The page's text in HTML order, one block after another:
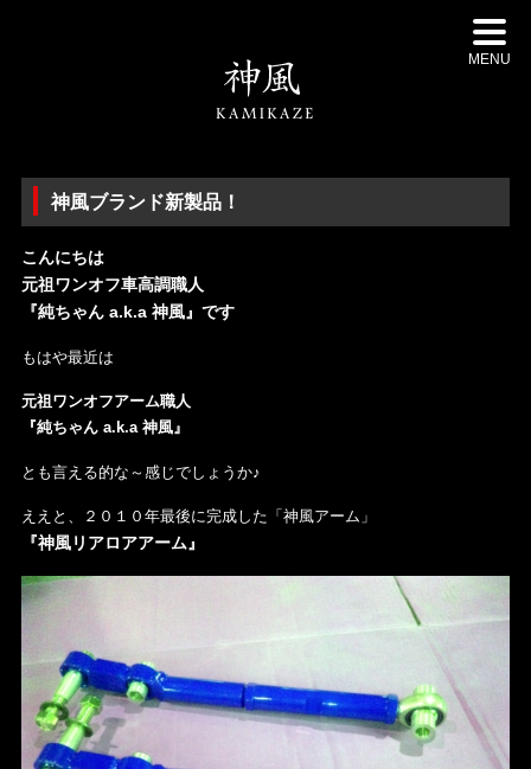
MENU
神風ブランド新製品！
こんにちは
元祖ワンオフ車高調職人
『純ちゃん a.k.a 神風』です
もはや最近は
元祖ワンオフアーム職人
『純ちゃん a.k.a 神風』
とも言える的な～感じでしょうか♪
ええと、２０１０年最後に完成した「神風アーム」
『神風リアロアアーム』